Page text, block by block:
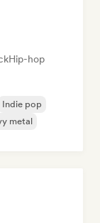
Hip-hop
Indie pop
metal